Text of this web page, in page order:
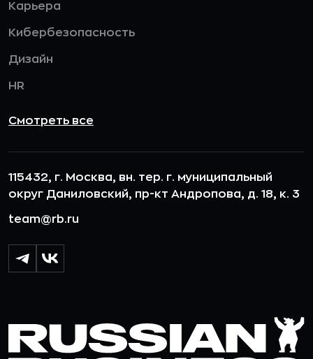
Карьера
Кибербезопасность
Дизайн
HR
Смотреть все
115432, г. Москва, вн. тер. г. муниципальный
округ Даниловский, пр-кт Андропова, д. 18, к. 3
team@rb.ru